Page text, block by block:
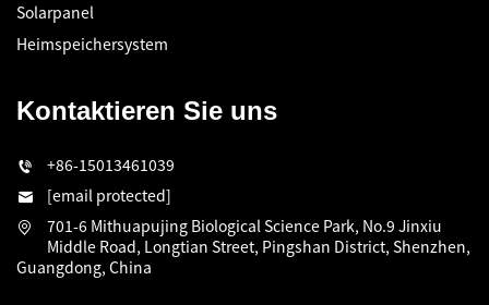
Solarpanel
Heimspeichersystem
Kontaktieren Sie uns
+86-15013461039
[email protected]
701-6 Mithuapujing Biological Science Park, No.9 Jinxiu
Middle Road, Longtian Street, Pingshan District, Shenzhen,
Guangdong, China